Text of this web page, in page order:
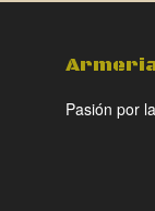
Armeria
Pasión por